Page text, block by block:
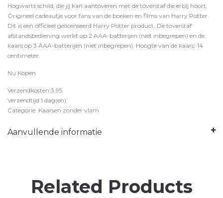
Hogwarts schild, die jij kan aantoveren met de toverstaf die erbij hoort.
Origineel cadeautje voor fans van de boeken en films van Harry Potter.
Dit is een officieel gelicenseerd Harry Potter product. De toverstaf
afstandsbediening werkt op 2 AAA-batterijen (niet inbegrepen) en de
kaars op 3 AAA-batterijen (niet inbegrepen). Hoogte van de kaars: 14
centimeter.
Nu Kopen
Verzendkosten:3.95
Verzendtijd:1 dag(en)
Categorie: Kaarsen zonder vlam
Aanvullende informatie
Related Products